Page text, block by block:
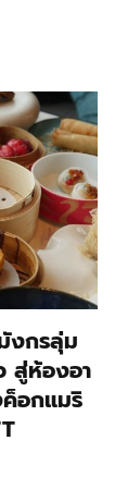
งกรลุ่ม
สู่ห้องอา
ค็อกแมริ